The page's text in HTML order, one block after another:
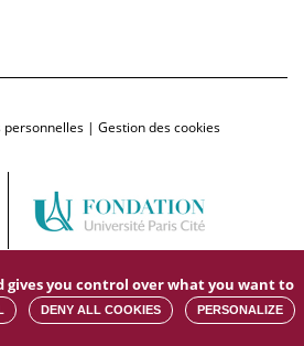
personnelles | Gestion des cookies
gives you control over what you want to
DENY ALL COOKIES PERSONALIZE